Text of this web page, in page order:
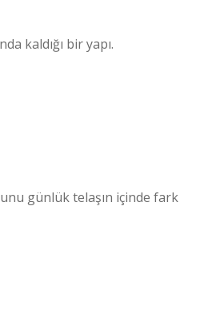
kaldığı bir yapı.
günlük telaşın içinde fark